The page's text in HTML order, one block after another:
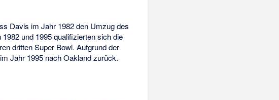
Davis im Jahr 1982 den Umzug des
und 1995 qualifizierten sich die
dritten Super Bowl. Aufgrund der
Jahr 1995 nach Oakland zurück.